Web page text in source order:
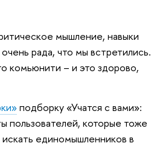
мышление, навыки
рада, что мы встретились.
комьюнити – и это здорово,
подборку «Учатся с вами»:
пользователей, которые тоже
искать единомышленников в